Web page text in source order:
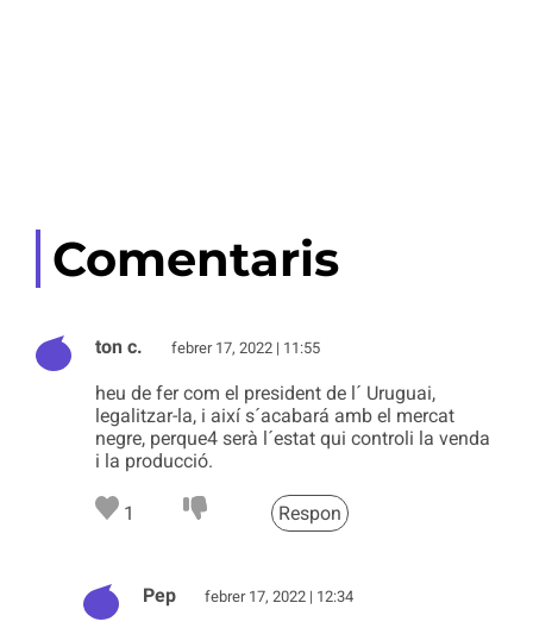
Comentaris
ton c. febrer 17, 2022 | 11:55
heu de fer com el president de l´ Uruguai,
legalitzar-la, i així s´acabará amb el mercat
negre, perque4 serà l´estat qui controli la venda
i la producció.
1 Respon
Pep febrer 17, 2022 | 12:34